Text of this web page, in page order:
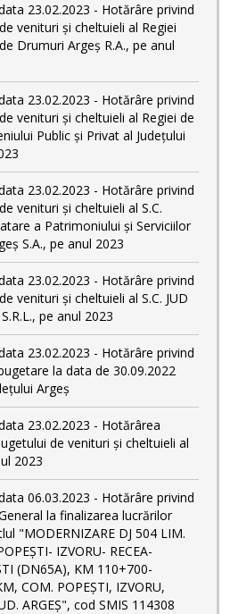
23.02.2023 - Hotărâre privind
venituri și cheltuieli al Regiei
Drumuri Argeș R.A., pe anul
23.02.2023 - Hotărâre privind
venituri și cheltuieli al Regiei de
Public și Privat al Județului
23.02.2023 - Hotărâre privind
venituri și cheltuieli al S.C.
a Patrimoniului și Serviciilor
S.A., pe anul 2023
23.02.2023 - Hotărâre privind
venituri și cheltuieli al S.C. JUD
pe anul 2023
23.02.2023 - Hotărâre privind
la data de 30.09.2022
Argeș
23.02.2023 - Hotărârea
de venituri și cheltuieli al
2023
06.03.2023 - Hotărâre privind
la finalizarea lucrărilor
"MODERNIZARE DJ 504 LIM.
IZVORU- RECEA-
(DN65A), KM 110+700-
COM. POPEŞTI, IZVORU,
ARGEŞ", cod SMIS 114308